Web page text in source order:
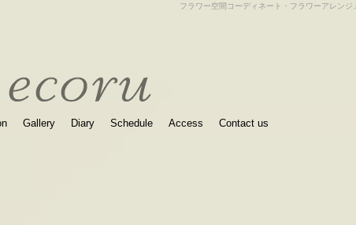
フラワー空間コーディネート・フラワーアレン
Gallery Diary Schedule Access Contact us